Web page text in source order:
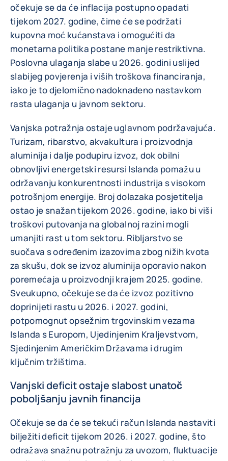
očekuje se da će inflacija postupno opadati
tijekom 2027. godine, čime će se podržati
kupovna moć kućanstava i omogućiti da
monetarna politika postane manje restriktivna.
Poslovna ulaganja slabe u 2026. godini uslijed
slabijeg povjerenja i viših troškova financiranja,
iako je to djelomično nadoknađeno nastavkom
rasta ulaganja u javnom sektoru.
Vanjska potražnja ostaje uglavnom podržavajuća.
Turizam, ribarstvo, akvakultura i proizvodnja
aluminija i dalje podupiru izvoz, dok obilni
obnovljivi energetski resursi Islanda pomažu u
održavanju konkurentnosti industrija s visokom
potrošnjom energije. Broj dolazaka posjetitelja
ostao je snažan tijekom 2026. godine, iako bi viši
troškovi putovanja na globalnoj razini mogli
umanjiti rast u tom sektoru. Ribljarstvo se
suočava s određenim izazovima zbog nižih kvota
za skušu, dok se izvoz aluminija oporavio nakon
poremećaja u proizvodnji krajem 2025. godine.
Sveukupno, očekuje se da će izvoz pozitivno
doprinijeti rastu u 2026. i 2027. godini,
potpomognut opsežnim trgovinskim vezama
Islanda s Europom, Ujedinjenim Kraljevstvom,
Sjedinjenim Američkim Državama i drugim
ključnim tržištima.
Vanjski deficit ostaje slabost unatoč
poboljšanju javnih financija
Očekuje se da će se tekući račun Islanda nastaviti
bilježiti deficit tijekom 2026. i 2027. godine, što
odražava snažnu potražnju za uvozom, fluktuacije